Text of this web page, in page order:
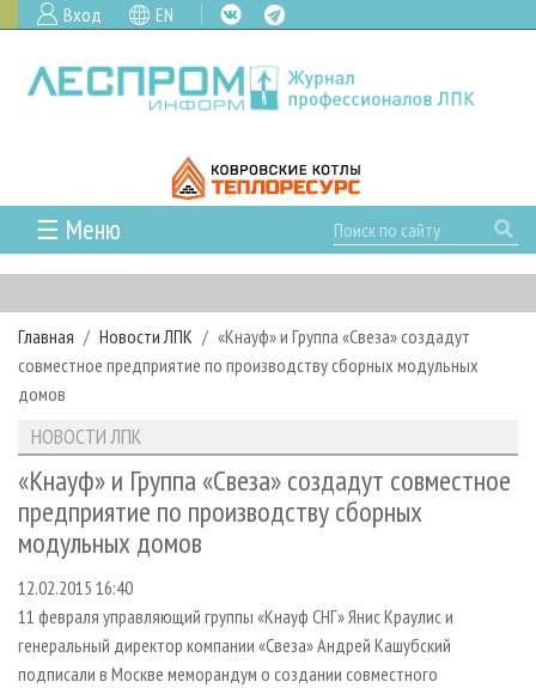
Вход EN
☰ Меню
ГЛАВНАЯ
РУБРИКИ И ТЕМЫ
РУБРИКИ ЖУРНАЛА
ЛЕСНОЕ ХОЗЯЙСТВО
ЛЕСОЗАГОТОВКА
ЛЕСОПИЛЕНИЕ
ДЕРЕВООБРАБОТКА
СУШКА ДРЕВЕСИНЫ
ПРОИЗВОДСТВО ДРЕВЕСНЫХ ПЛИТ
ДЕРЕВЯННОЕ ДОМОСТРОЕНИЕ
ПРОИЗВОДСТВО МЕБЕЛИ
НОВОСТИ
КАЛЕНДАРЬ СОБЫТИЙ
НОВОСТИ ЛПК
НОВОСТИ ЖУРНАЛА
НОВОСТИ КОМПАНИЙ
ПРОЕКТЫ ЛПИ
АНАЛИТИКА
ПРЕДПРИЯТИЯ ЛПК
ЛЕСНЫЕ РЕГИОНЫ РОССИИ
ПЕРСОНЫ
МОБИЛЬНЫЕ ВЫСТАВКИ
ОФИЦИАЛЬНЫЕ ДЕЛЕГАЦИИ
ПРИОРИТЕТНЫЕ ИНВЕСТПРОЕКТЫ
АРХИВ
АРХИВ ЖУРНАЛОВ
СТАТЬИ
О ЖУРНАЛЕ
ПОДПИСКА
КОНТАКТЫ
РЕКЛАМОДАТЕЛЯМ
РЕКЛАМА
РЕКЛАМА НА САЙТЕ
Главная Новости ЛПК
«Кнауф» и Группа «Свеза» создадут
совместное предприятие по производству сборных модульных
домов
НОВОСТИ ЛПК
«Кнауф» и Группа «Свеза» создадут совместное
предприятие по производству сборных
модульных домов
12.02.2015 16:40
11 февраля управляющий группы «Кнауф СНГ» Янис Краулис и
генеральный директор компании «Свеза» Андрей Кашубский
подписали в Москве меморандум о создании совместного